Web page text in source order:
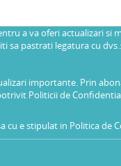
a va oferi actualizari si
sa pastrati legatura cu dvs.:
importante. Prin
Politicii de
cu e stipulat in Politica de